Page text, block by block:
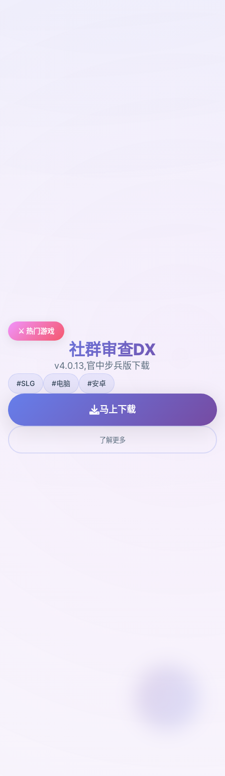
⚔️ 热门游戏
社群审查DX
v4.0.13,官中步兵版下载
#SLG #电脑 #安卓
马上下载
了解更多